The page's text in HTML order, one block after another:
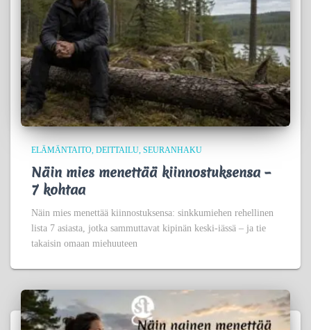
ELÄMÄNTAITO DEITTAILU SEURANHAKU
Näin mies menettää kiinnostuksensa –
7 kohtaa
Näin mies menettää kiinnostuksensa: sinkkumiehen rehellinen
lista 7 asiasta, jotka sammuttavat kipinän keski-iässä – ja tie
takaisin omaan miehuuteen